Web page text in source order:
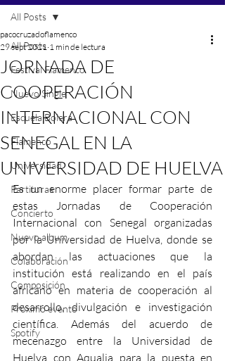
All Posts
Festival Flamenco
Nuevo Single
Escuela Bolera
Flamenco
Universidad
Partituras
Concierto
Nuevo album
Colaboración
Composición
Próximo evento
Spotify
All Posts
JORNADA DE
COOPERACIÓN
INTERNACIONAL CON
SENEGAL EN LA
UNIVERSIDAD DE HUELVA
pacocruzadoflamenco
29 sept 2021 1 min de lectura
Es un enorme placer formar parte de
estas Jornadas de Cooperación
Internacional con Senegal organizadas
por la Universidad de Huelva, donde se
abordan las actuaciones que la
institución está realizando en el país
africano en materia de cooperación al
desarrollo, divulgación e investigación
científica. Además del acuerdo de
mecenazgo entre la Universidad de
Huelva con Aqualia para la puesta en